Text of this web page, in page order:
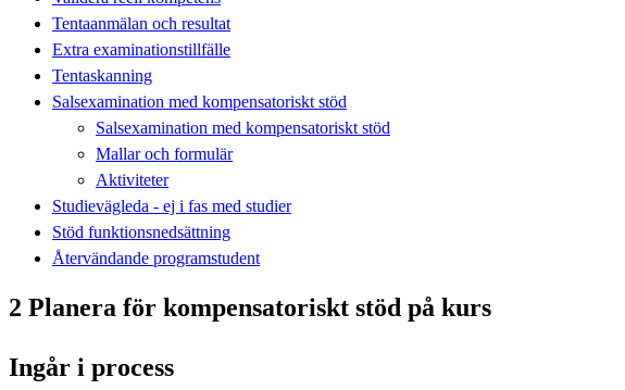
Tentaanmälan och resultat
Extra examinationstillfälle
Tentaskanning
Salsexamination med kompensatoriskt stöd
Salsexamination med kompensatoriskt stöd
Mallar och formulär
Aktiviteter
Studievägleda - ej i fas med studier
Stöd funktionsnedsättning
Återvändande programstudent
2 Planera för kompensatoriskt stöd på kurs
Ingår i process